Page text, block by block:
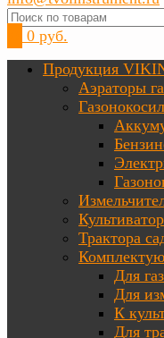
0 руб.
Продукция
Аэраторы
Трактора
Для
Для
К
Для